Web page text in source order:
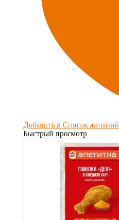
Добавить в Список желаний
Быстрый просмотр